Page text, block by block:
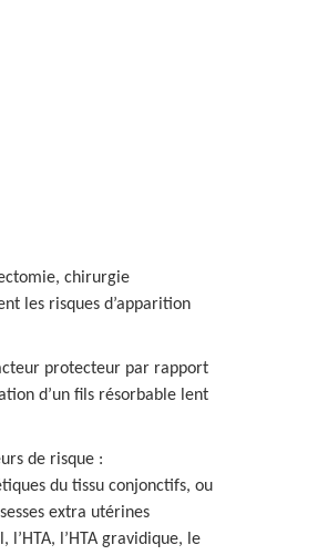
chirurgie
les risques d’apparition
protecteur par rapport
d’un fils résorbable lent
de risque :
du tissu conjonctifs, ou
extra utérines
l’HTA gravidique, le